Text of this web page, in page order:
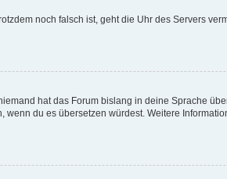
noch falsch ist, geht die Uhr des Servers
hat das Forum bislang in deine Sprache
du es übersetzen würdest. Weitere